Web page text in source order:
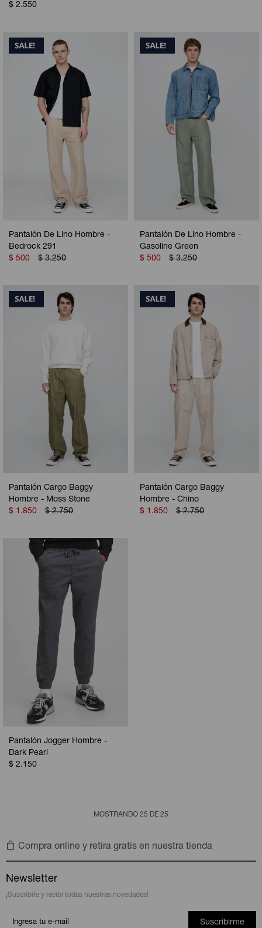
$ 2.550
Pantalón De Lino Hombre -
Bedrock 291
$ 500 $ 3.250
Pantalón De Lino Hombre -
Gasoline Green
$ 500 $ 3.250
Pantalón Cargo Baggy
Hombre - Moss Stone
$ 1.850 $ 2.750
Pantalón Cargo Baggy
Hombre - Chino
$ 1.850 $ 2.750
Pantalón Jogger Hombre -
Dark Pearl
$ 2.150
MOSTRANDO 25 DE 25
Compra online y retira gratis en nuestra tienda
Newsletter
¡Suscribite y recibí todas nuestras novedades!
Suscribirme